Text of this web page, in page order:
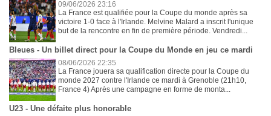
09/06/2026 23:16
La France est qualifiée pour la Coupe du monde après sa
victoire 1-0 face à l'Irlande. Melvine Malard a inscrit l'unique
but de la rencontre en fin de première période. Vendredi...
Bleues - Un billet direct pour la Coupe du Monde en jeu ce mardi
08/06/2026 22:35
La France jouera sa qualification directe pour la Coupe du
monde 2027 contre l'Irlande ce mardi à Grenoble (21h10,
France 4) Après une campagne en forme de monta...
U23 - Une défaite plus honorable